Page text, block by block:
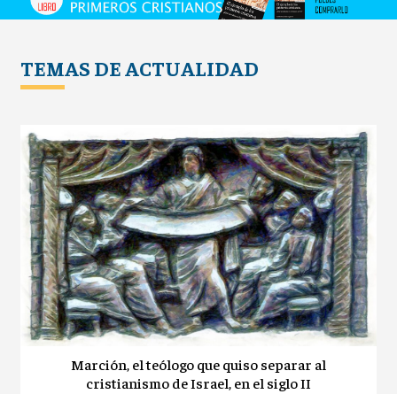
TEMAS DE ACTUALIDAD
Marción, el teólogo que quiso separar al
cristianismo de Israel, en el siglo II